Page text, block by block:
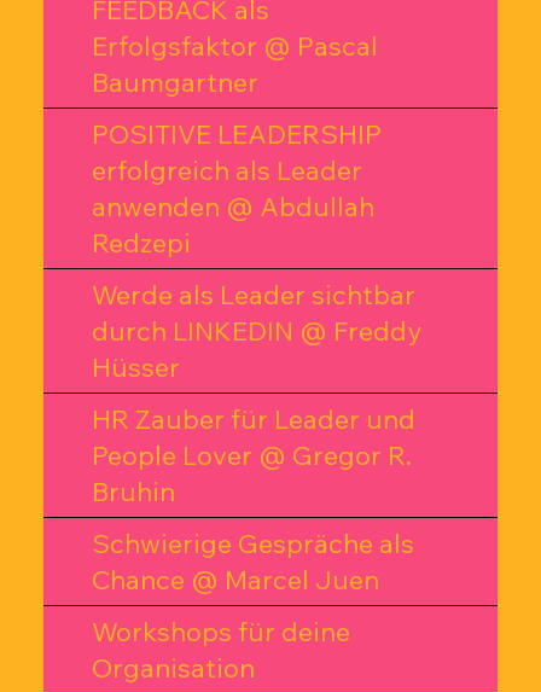
FEEDBACK als
Erfolgsfaktor @ Pascal
Baumgartner
POSITIVE LEADERSHIP
erfolgreich als Leader
anwenden @ Abdullah
Redzepi
Werde als Leader sichtbar
durch LINKEDIN @ Freddy
Hüsser
HR Zauber für Leader und
People Lover @ Gregor R.
Bruhin
Schwierige Gespräche als
Chance @ Marcel Juen
Workshops für deine
Organisation